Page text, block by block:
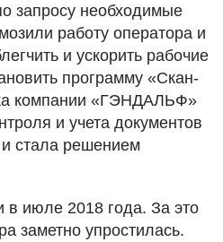
запросу необходимые
работу оператора и
и ускорить рабочие
программу «Скан-
компании «ГЭНДАЛЬФ»
и учета документов
стала решением
в июле 2018 года. За это
заметно упростилась.